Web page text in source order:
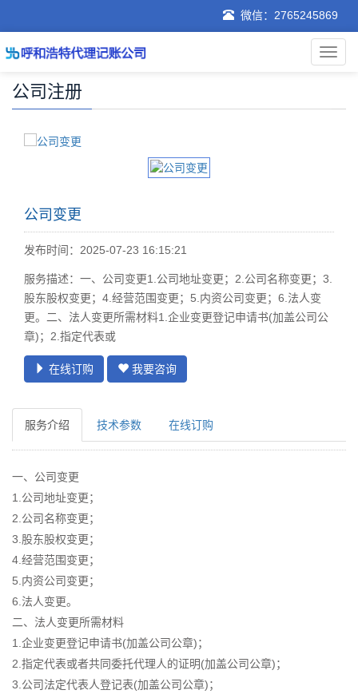
微信：2765245869
公司注册
公司变更
发布时间：2025-07-23 16:15:21
服务描述：一、公司变更1.公司地址变更；2.公司名称变更；3.
股东股权变更；4.经营范围变更；5.内资公司变更；6.法人变
更。二、法人变更所需材料1.企业变更登记申请书(加盖公司公
章)；2.指定代表或
在线订购 我要咨询
服务介绍 技术参数 在线订购
一、公司变更
1.公司地址变更；
2.公司名称变更；
3.股东股权变更；
4.经营范围变更；
5.内资公司变更；
6.法人变更。
二、法人变更所需材料
1.企业变更登记申请书(加盖公司公章)；
2.指定代表或者共同委托代理人的证明(加盖公司公章)；
3.公司法定代表人登记表(加盖公司公章)；